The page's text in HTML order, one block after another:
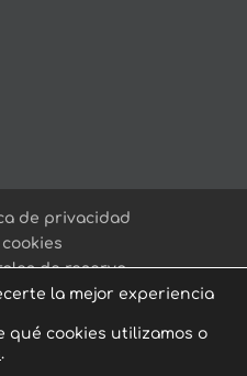
de privacidad
de reserva
la mejor experiencia
qué cookies utilizamos o
.